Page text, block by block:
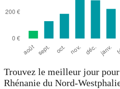
Trouvez le meilleur jour
Rhénanie du Nord-